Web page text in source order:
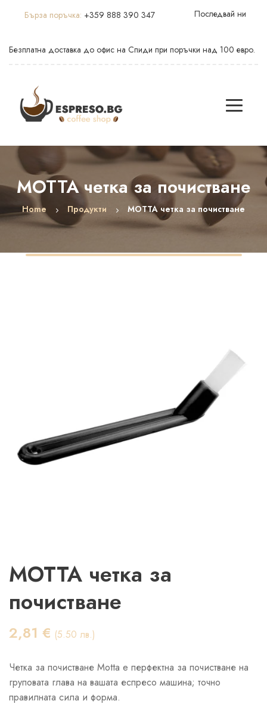
Бърза поръчка: +359 888 390 347 Последвай ни
Безплатна доставка до офис на Спиди при поръчки над 100 евро.
MOTTA четка за почистване
Home Продукти MOTTA четка за почистване
MOTTA четка за
почистване
2,81 € (5.50 лв.)
Четка за почистване Motta e перфектна за почистване на
груповата глава на вашата еспресо машина; точно
правилната сила и форма.